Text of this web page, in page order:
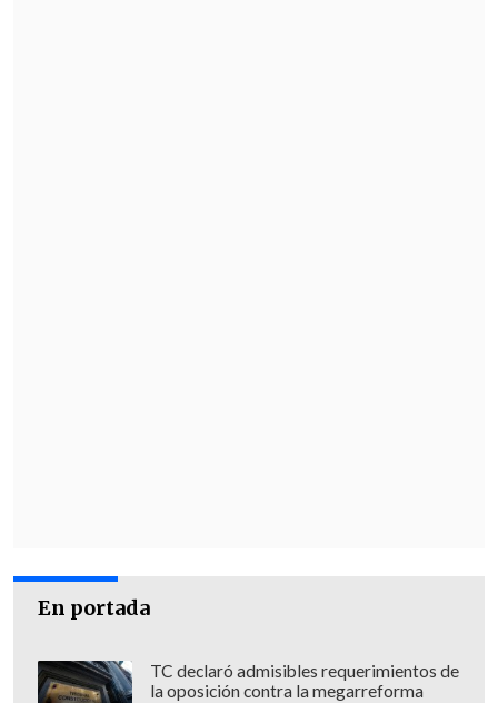
En portada
TC declaró admisibles requerimientos de
la oposición contra la megarreforma